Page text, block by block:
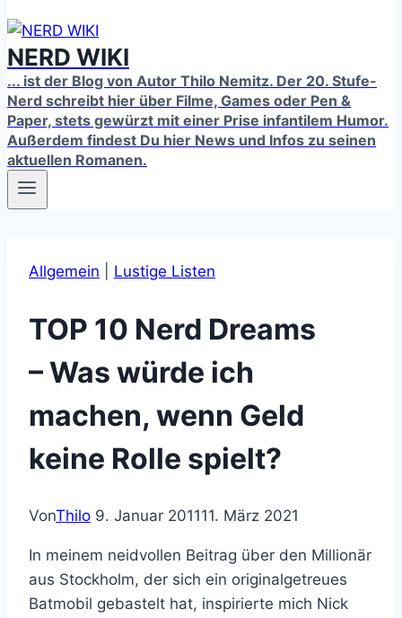
NERD WIKI
... ist der Blog von Autor Thilo Nemitz. Der 20. Stufe-
Nerd schreibt hier über Filme, Games oder Pen &
Paper, stets gewürzt mit einer Prise infantilem Humor.
Außerdem findest Du hier News und Infos zu seinen
aktuellen Romanen.
Allgemein Lustige Listen
TOP 10 Nerd Dreams
– Was würde ich
machen, wenn Geld
keine Rolle spielt?
VonThilo 9. Januar 201111. März 2021
In meinem neidvollen Beitrag über den Millionär
aus Stockholm, der sich ein originalgetreues
Batmobil gebastelt hat, inspirierte mich Nick